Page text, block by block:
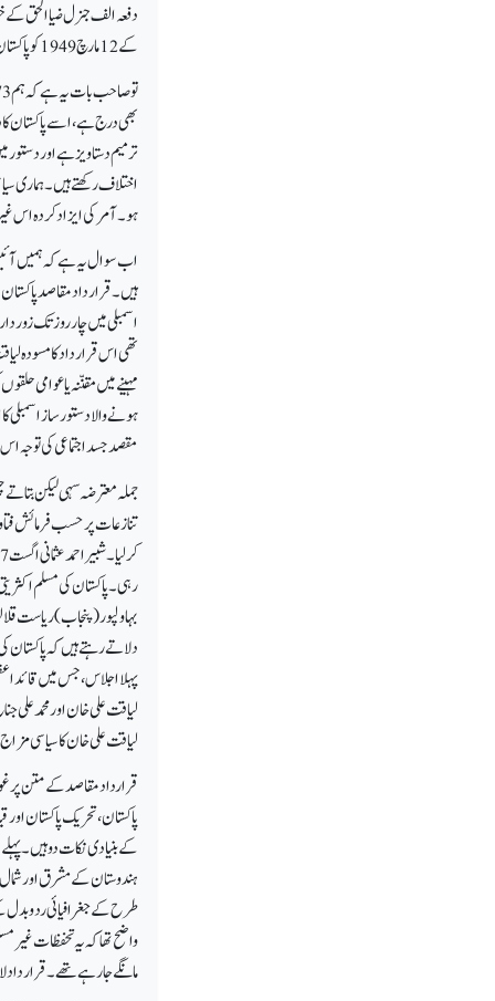
کے 12مارچ 1949کو پاکستان کی پہلی دستور ساز اسمبلی کی منظور کردہ قرار داد مقاصد کو آئین کا مؤثر حصہ قرار دے دیا تھا۔
بھی درج ہے، اسے پاکستان
ترمیم دستاویز ہے اور
اختلاف رکھتے ہیں ۔ ہماری
ہو۔آمر کی ایزا د کردہ اس
اب سوال یہ ہے کہہمیں
ہیں ۔ قرار داد مقاصد
اسمبلی میں چار روز تک
تھی اس قرار داد کا مسودہ
ہونے والا دستور ساز اسمبلی
مقصد جسد اجتماعی کی توجہ
جملہ معترضہ سہی لیکن بتاتے
تنازعات پر حسب فرمائش
رہی ۔ پاکستان کی مسلم
بہاولپور (پنجاب ) ریاست
دلاتے رہتے ہیں کہ پاکستان
پہلا اجلاس ، جس میں قائد
لیاقت علی خان اور محمد
لیاقت علی خان کا سیاسی
قرارداد مقاصد کےمتن
کے بنیادی نکات دوہیں ۔
ہندوستان کے مشرق اور
طرح کے جغرافیائی رد وبدل
واضح تھا کہ یہ تحفظات غیر
مانگے جارہے تھے ۔قرار داد